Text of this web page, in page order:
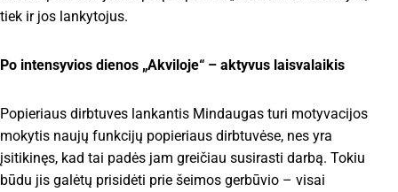
tiek ir jos lankytojus.
Po intensyvios dienos „Akviloje“ – aktyvus laisvalaikis
Popieriaus dirbtuves lankantis Mindaugas turi motyvacijos
mokytis naujų funkcijų popieriaus dirbtuvėse, nes yra
įsitikinęs, kad tai padės jam greičiau susirasti darbą. Tokiu
būdu jis galėtų prisidėti prie šeimos gerbūvio – visai